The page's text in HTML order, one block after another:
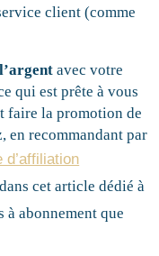
client (comme
avec votre
qui est prête à vous
faire la promotion de
en recommandant par
d’affiliation
cet article dédié à
abonnement que